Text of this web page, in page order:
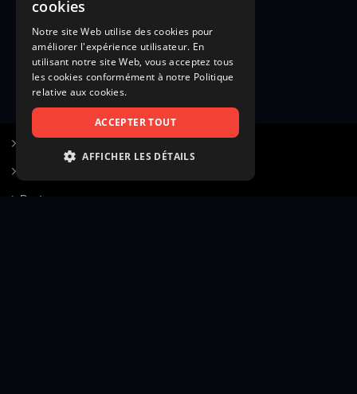
Poster une annonce
cookies
Notre site Web utilise des cookies pour
améliorer l'expérience utilisateur. En
utilisant notre site Web, vous acceptez tous
les cookies conformément à notre Politique
relative aux cookies.
ACCEPTER TOUT
AFFICHER LES DÉTAILS